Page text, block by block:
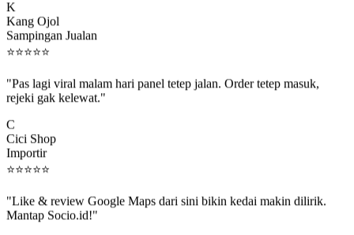
Kang Ojol
Sampingan Jualan
⭐⭐⭐⭐⭐
rejeki gak kelewat."
Cici Shop
Importir
⭐⭐⭐⭐⭐
Mantap Socio.id!"